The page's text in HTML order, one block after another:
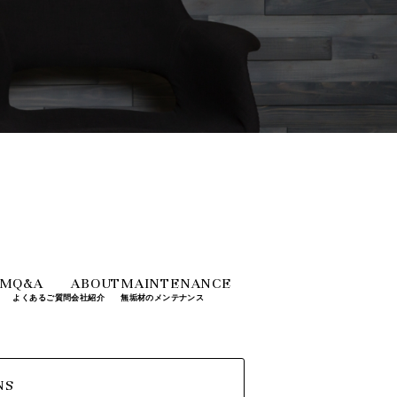
Q&A
よくあるご質問
ABOUT
会社紹介
MAINTENANCE
無垢材のメンテナンス